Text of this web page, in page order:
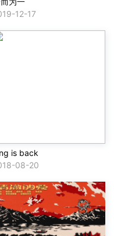
12-17
is back
08-20